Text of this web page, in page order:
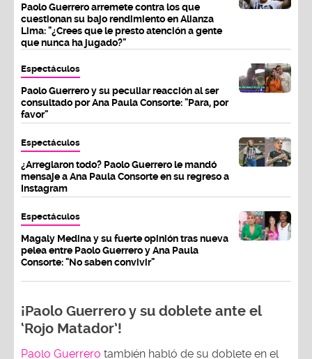
Paolo Guerrero arremete contra los que
cuestionan su bajo rendimiento en Alianza
Lima: "¿Crees que le presto atención a gente
que nunca ha jugado?"
Espectáculos
Paolo Guerrero y su peculiar reacción al ser
consultado por Ana Paula Consorte: "Para, por
favor"
Espectáculos
¿Arreglaron todo? Paolo Guerrero le mandó
mensaje a Ana Paula Consorte en su regreso a
Instagram
Espectáculos
Magaly Medina y su fuerte opinión tras nueva
pelea entre Paolo Guerrero y Ana Paula
Consorte: "No saben convivir"
¡Paolo Guerrero y su doblete ante el
‘Rojo Matador’!
Paolo Guerrero también habló de su doblete en el